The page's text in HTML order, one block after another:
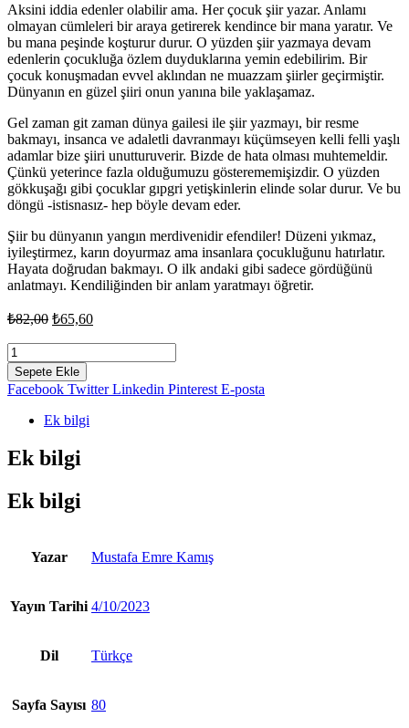
Aksini iddia edenler olabilir ama. Her çocuk şiir yazar. Anlamı
olmayan cümleleri bir araya getirerek kendince bir mana yaratır. Ve
bu mana peşinde koşturur durur. O yüzden şiir yazmaya devam
edenlerin çocukluğa özlem duyduklarına yemin edebilirim. Bir
çocuk konuşmadan evvel aklından ne muazzam şiirler geçirmiştir.
Dünyanın en güzel şiiri onun yanına bile yaklaşamaz.
Gel zaman git zaman dünya gailesi ile şiir yazmayı, bir resme
bakmayı, insanca ve adaletli davranmayı küçümseyen kelli felli yaşlı
adamlar bize şiiri unutturuverir. Bizde de hata olması muhtemeldir.
Çünkü yeterince fazla olduğumuzu gösterememişizdir. O yüzden
gökkuşağı gibi çocuklar gıpgri yetişkinlerin elinde solar durur. Ve bu
döngü -istisnasız- hep böyle devam eder.
Şiir bu dünyanın yangın merdivenidir efendiler! Düzeni yıkmaz,
iyileştirmez, karın doyurmaz ama insanlara çocukluğunu hatırlatır.
Hayata doğrudan bakmayı. O ilk andaki gibi sadece gördüğünü
anlatmayı. Kendiliğinden bir anlam yaratmayı öğretir.
₺82,00 Orijinal
₺65,60Şu
fiyat:
₺65,60.
Bir
Hiyerarşide
Vuruluyorum
-
Mustafa
Kamış
adet
Sepete Ekle
Facebook Twitter Linkedin Pinterest E-posta
Ek bilgi
Ek bilgi
Ek bilgi
Yazar Mustafa Emre Kamış
Yayın Tarihi 4/10/2023
Dil Türkçe
Sayfa Sayısı 80